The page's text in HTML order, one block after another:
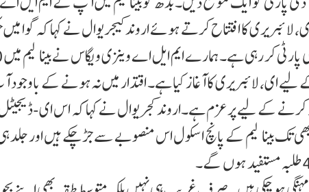
ئبریری کا افتتاح کرتے ہوئے اروند کیجریوال نے کہا کہ گوا
ای، لائبریری کا آغاز کیا ہے۔ اقتدار میں نہ ہونے کے
کرنے کے لیے پرعزم ہے۔اروند کجریوال نے کہا کہ اس ای-
تک بینا ¶لیم کے پانچ اسکول اس منصوبے سے جڑ چکے ہیں اور جلد